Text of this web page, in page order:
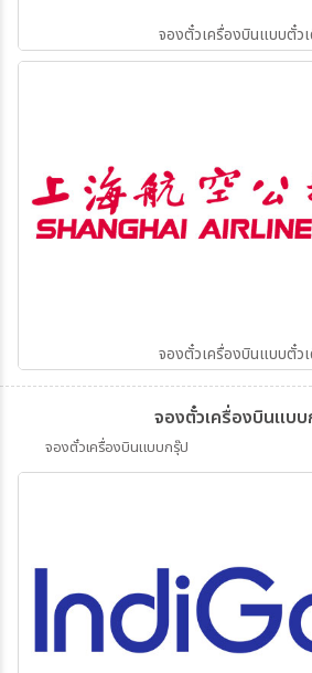
จองตั๋วเครื่องบินแบบตั๋ว
จองตั๋วเครื่องบินแบบตั๋ว
จองตั๋วเครื่องบินแบ
จองตั๋วเครื่องบินแบบกรุ๊ป